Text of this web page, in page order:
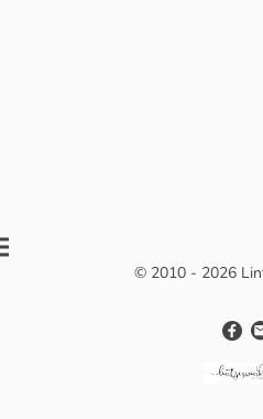
© 2010 - 2026